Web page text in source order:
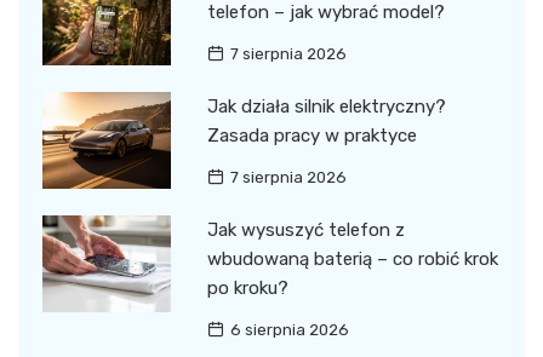
telefon – jak wybrać model?
7 sierpnia 2026
Jak działa silnik elektryczny?
Zasada pracy w praktyce
7 sierpnia 2026
Jak wysuszyć telefon z
wbudowaną baterią – co robić krok
po kroku?
6 sierpnia 2026